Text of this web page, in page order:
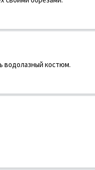
водолазный костюм.